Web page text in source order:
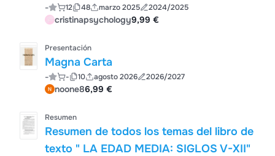
- 12 48 marzo 2025 2024/2025
cristinapsychology9,99 €
Presentación
Magna Carta
- - 10 agosto 2026 2026/2027
noone86,99 €
Resumen
Resumen de todos los temas del libro de
texto " LA EDAD MEDIA: SIGLOS V-XII"